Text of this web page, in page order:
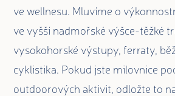
ve wellnesu. Mluvíme o
ve vyšší nadmořské výšce-těžké
vysokohorské výstupy, ferraty,
cyklistika. Pokud jste milovnice
outdoorových aktivit, odložte to